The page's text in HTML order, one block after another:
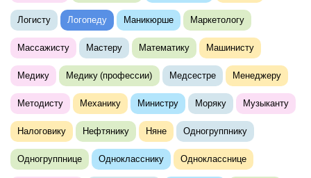
Логисту Логопеду Маникюрше Маркетологу
Массажисту Мастеру Математику Машинисту
Медику Медику (профессии) Медсестре Менеджеру
Методисту Механику Министру Моряку Музыканту
Налоговику Нефтянику Няне Одногруппнику
Одногруппнице Однокласснику Однокласснице